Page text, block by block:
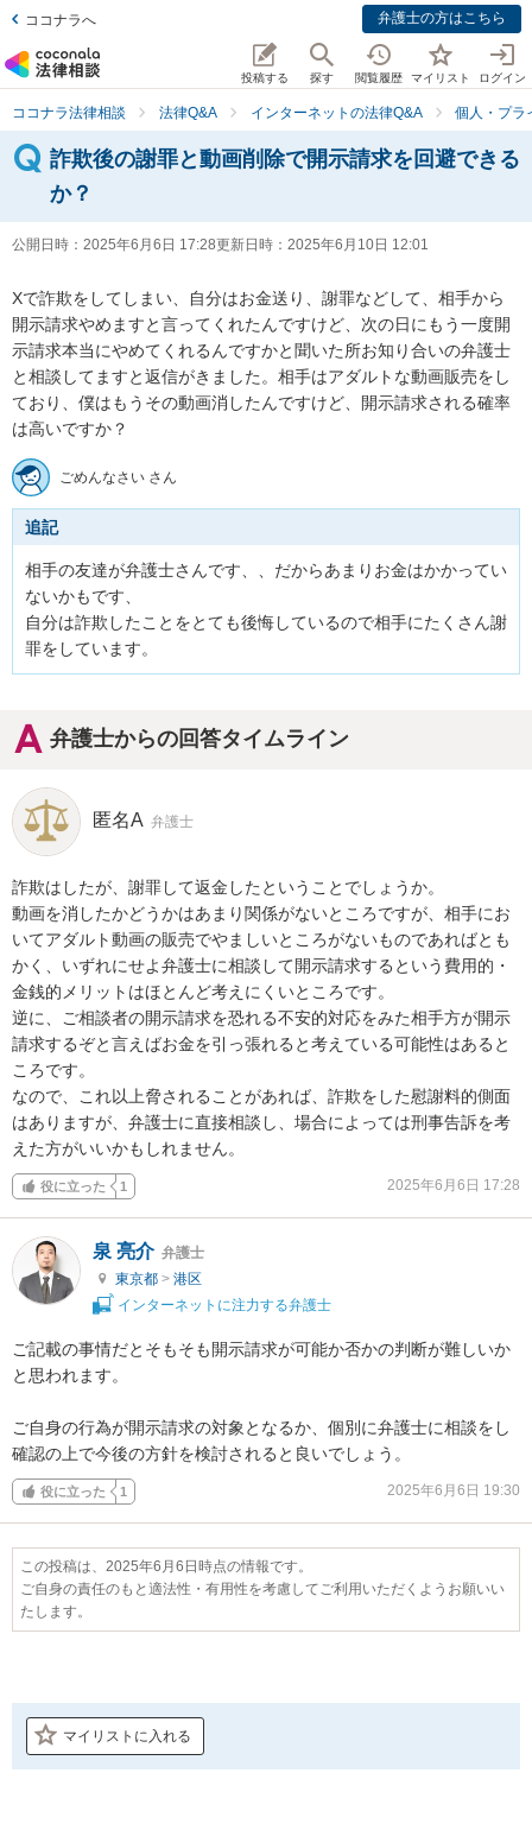
ココナラへ 弁護士の方はこちら
投稿する 探す 閲覧履歴 マイリスト ログイン
ココナラ法律相談 法律Q&A インターネットの法律Q&A 個人・プラ
詐欺後の謝罪と動画削除で開示請求を回避できる
か？
公開日時： 2025年6月6日 17:28更新日時： 2025年6月10日 12:01
Xで詐欺をしてしまい、自分はお金送り、謝罪などして、相手から
開示請求やめますと言ってくれたんですけど、次の日にもう一度開
示請求本当にやめてくれるんですかと聞いた所お知り合いの弁護士
と相談してますと返信がきました。相手はアダルトな動画販売をし
ており、僕はもうその動画消したんですけど、開示請求される確率
は高いですか？
ごめんなさい さん
追記
相手の友達が弁護士さんです、、だからあまりお金はかかってい
ないかもです、
自分は詐欺したことをとても後悔しているので相手にたくさん謝
罪をしています。
弁護士からの回答タイムライン
匿名A 弁護士
詐欺はしたが、謝罪して返金したということでしょうか。
動画を消したかどうかはあまり関係がないところですが、相手にお
いてアダルト動画の販売でやましいところがないものであればとも
かく、いずれにせよ弁護士に相談して開示請求するという費用的・
金銭的メリットはほとんど考えにくいところです。
逆に、ご相談者の開示請求を恐れる不安的対応をみた相手方が開示
請求するぞと言えばお金を引っ張れると考えている可能性はあると
ころです。
なので、これ以上脅されることがあれば、詐欺をした慰謝料的側面
はありますが、弁護士に直接相談し、場合によっては刑事告訴を考
えた方がいいかもしれません。
役に立った 1 2025年6月6日 17:28
泉 亮介 弁護士
東京都 > 港区
インターネットに注力する弁護士
ご記載の事情だとそもそも開示請求が可能か否かの判断が難しいか
と思われます。
ご自身の行為が開示請求の対象となるか、個別に弁護士に相談をし
確認の上で今後の方針を検討されると良いでしょう。
役に立った 1 2025年6月6日 19:30
この投稿は、2025年6月6日時点の情報です。
ご自身の責任のもと適法性・有用性を考慮してご利用いただくようお願いい
たします。
マイリストに入れる